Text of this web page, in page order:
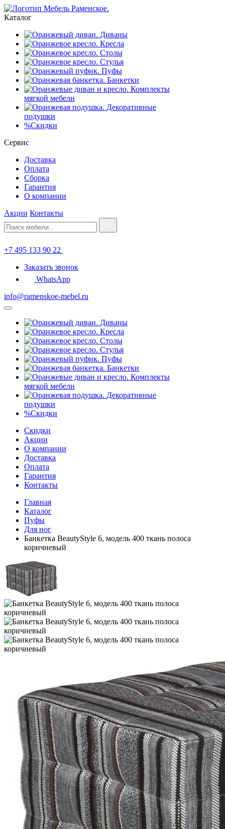
Каталог
Диваны
Кресла
Столы
Стулья
Пуфы
Банкетки
Комплекты
мягкой мебели
Декоративные
подушки
%Скидки
Сервис
Доставка
Оплата
Сборка
Гарантия
О компании
Акции Контакты
+7 495 133 90 22
Заказать звонок
WhatsApp
info@ramenskoe-mebel.ru
Диваны
Кресла
Столы
Стулья
Пуфы
Банкетки
Комплекты
мягкой мебели
Декоративные
подушки
%Скидки
Скидки
Акции
О компании
Доставка
Оплата
Гарантия
Контакты
Главная
Каталог
Пуфы
Для ног
Банкетка BeautyStyle 6, модель 400 ткань полоса
коричневый